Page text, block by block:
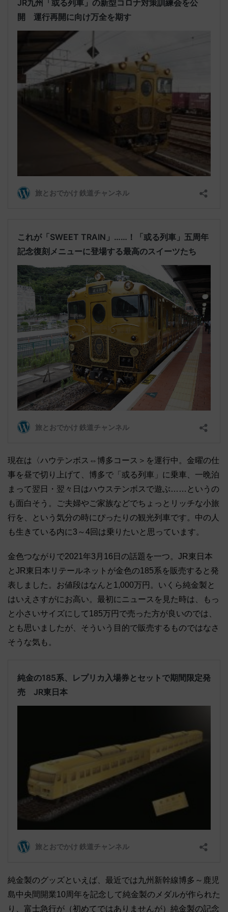
現在は〈ハウテンボス⇔博多コース＞を運行中。金曜の仕
事を昼で切り上げて、博多で「或る列車」に乗車、一晩泊
まって翌日・翌々日はハウステンボスで遊ぶ……というの
も面白そう。ご夫婦やご家族などでちょっとリッチな小旅
行を、という気分の時にぴったりの観光列車です。中の人
も生きている内に3～4回は乗りたいと思っています。
金色つながりで2021年3月16日の話題を一つ。JR東日本
とJR東日本リテールネットが金色の185系を販売すると発
表しました。お値段はなんと1,000万円。いくら純金製と
はいえさすがにお高い。最初にニュースを見た時は、もっ
と小さいサイズにして185万円で売った方が良いのでは、
とも思いましたが、そういう目的で販売するものではなさ
そうな気も。
純金製のグッズといえば、最近では九州新幹線博多～鹿児
島中央間開業10周年を記念して純金製のメダルが作られた
り、富士急行が（初めてではありませんが）純金製の記念